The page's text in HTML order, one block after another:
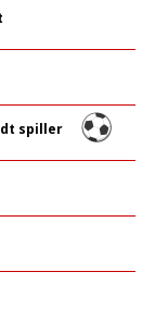
spiller